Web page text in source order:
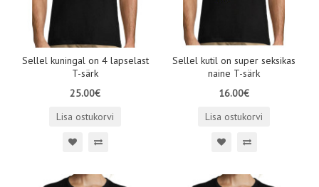
Sellel kuningal on 4 lapselast
T-särk
25.00€
Lisa ostukorvi
Sellel kutil on super seksikas
naine T-särk
16.00€
Lisa ostukorvi